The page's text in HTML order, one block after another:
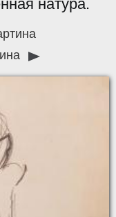
натура.